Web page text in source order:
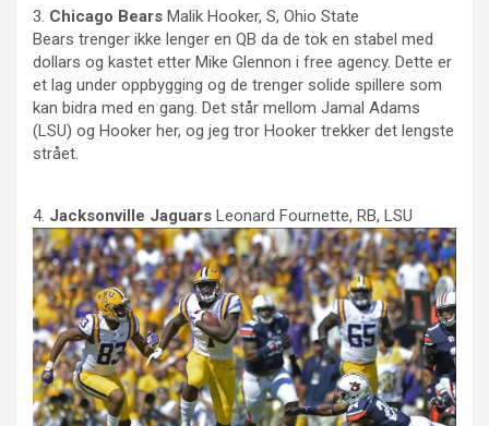
3. Chicago Bears Malik Hooker, S, Ohio State
Bears trenger ikke lenger en QB da de tok en stabel med
dollars og kastet etter Mike Glennon i free agency. Dette er
et lag under oppbygging og de trenger solide spillere som
kan bidra med en gang. Det står mellom Jamal Adams
(LSU) og Hooker her, og jeg tror Hooker trekker det lengste
strået.
4. Jacksonville Jaguars Leonard Fournette, RB, LSU